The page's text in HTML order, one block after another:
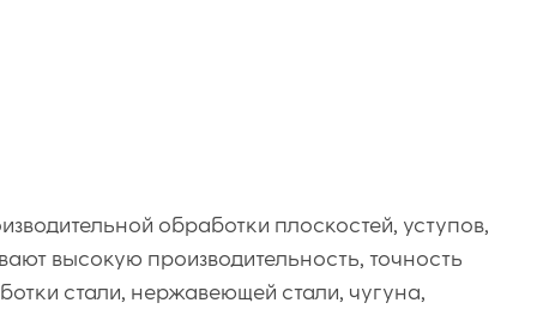
обработки плоскостей, уступов,
высокую производительность, точность
стали, нержавеющей стали, чугуна,